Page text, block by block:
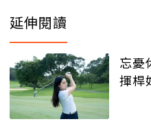
延伸閱讀
忘憂
揮桿